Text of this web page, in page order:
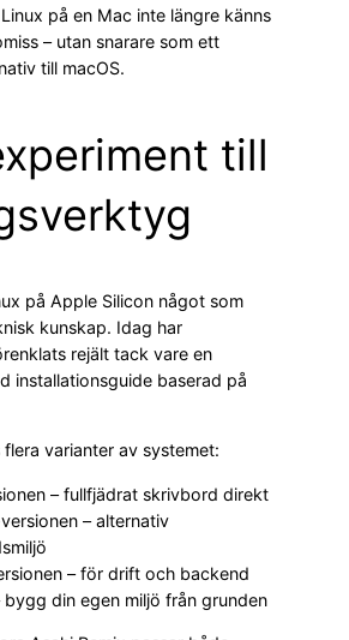
på en Mac inte längre känns
– utan snarare som ett
till macOS.
till
på Apple Silicon något som
kunskap. Idag har
rejält tack vare en
installationsguide baserad på
flera varianter av systemet:
– fullfjädrat skrivbord direkt
– alternativ
– för drift och backend
bygg din egen miljö från grunden